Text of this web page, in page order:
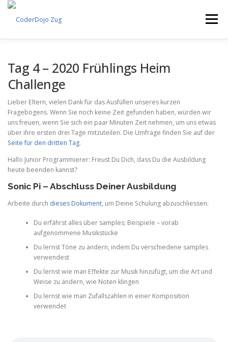
Skip
content
Menu
Tag 4 – 2020 Frühlings Heim
Challenge
Lieber Eltern, vielen Dank für das Ausfüllen unseres kurzen
Fragebogens. Wenn Sie noch keine Zeit gefunden haben, würden wir
uns freuen, wenn Sie sich ein paar Minuten Zeit nehmen, um uns etwas
über ihre ersten drei Tage mitzuteilen. Die Umfrage finden Sie auf der
Seite für den dritten Tag.
Hallo Junior Programmierer: Freust Du Dich, dass Du die Ausbildung
heute beenden kannst?
Sonic Pi – Abschluss Deiner Ausbildung
Arbeite durch dieses Dokument, um Deine Schulung abzuschliessen:
Du erfährst alles über samples; Beispiele – vorab
aufgenommene Musikstücke
Du lernst Töne zu ändern, indem Du verschiedene samples
verwendest
Du lernst wie man Effekte zur Musik hinzufügt, um die Art und
Weise zu ändern, wie Noten klingen
Du lernst wie man Zufallszahlen in einer Komposition
verwendet